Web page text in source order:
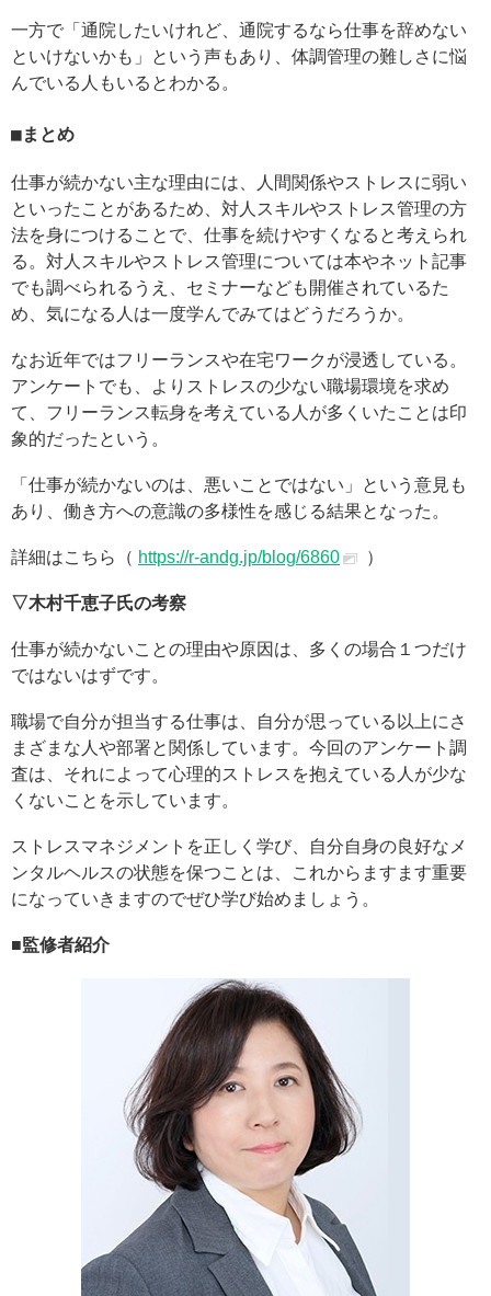
一方で「通院したいけれど、通院するなら仕事を辞めない
といけないかも」という声もあり、体調管理の難しさに悩
んでいる人もいるとわかる。
まとめ
仕事が続かない主な理由には、人間関係やストレスに弱い
といったことがあるため、対人スキルやストレス管理の方
法を身につけることで、仕事を続けやすくなると考えられ
る。対人スキルやストレス管理については本やネット記事
でも調べられるうえ、セミナーなども開催されているた
め、気になる人は一度学んでみてはどうだろうか。
なお近年ではフリーランスや在宅ワークが浸透している。
アンケートでも、よりストレスの少ない職場環境を求め
て、フリーランス転身を考えている人が多くいたことは印
象的だったという。
「仕事が続かないのは、悪いことではない」という意見も
あり、働き方への意識の多様性を感じる結果となった。
詳細はこちら（ https://r-andg.jp/blog/6860 ）
▽木村千恵子氏の考察
仕事が続かないことの理由や原因は、多くの場合１つだけ
ではないはずです。
職場で自分が担当する仕事は、自分が思っている以上にさ
まざまな人や部署と関係しています。今回のアンケート調
査は、それによって心理的ストレスを抱えている人が少な
くないことを示しています。
ストレスマネジメントを正しく学び、自分自身の良好なメ
ンタルヘルスの状態を保つことは、これからますます重要
になっていきますのでぜひ学び始めましょう。
■監修者紹介